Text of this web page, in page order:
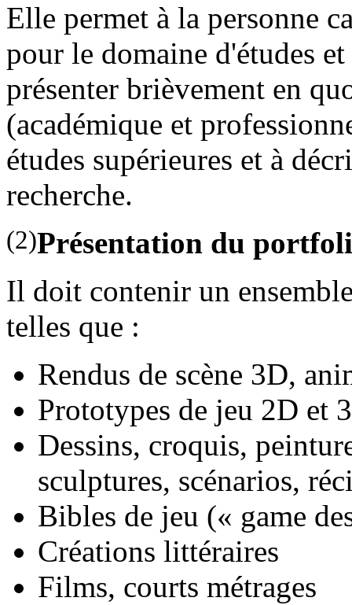
Elle permet à la personne
pour le domaine d'études
présenter brièvement en
(académique et
études supérieures et à
recherche.
(2)Présentation du
Il doit contenir un
telles que :
Rendus de scène 3D,
Prototypes de jeu 2D et
Dessins, croquis,
sculptures, scénarios,
Bibles de jeu (« game
Créations littéraires
Films, courts métrages